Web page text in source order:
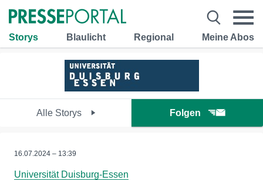
Storys Blaulicht Regional Meine Abos
Alle Storys Folgen
16.07.2024 – 13:39
Universität Duisburg-Essen